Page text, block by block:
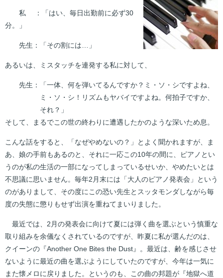
私 ：「はい、毎日出勤前に必ず30
分。」
先生：「その割には…」
あるいは、ミスタッチを連発する私に対して、
先生：「一体、何を弾いてるんですか？ミ・ソ・シですよね、
ミ・ソ・シ！ リズムもヤバイですよね。何拍子ですか、
それ？」
そして、まるでこの世の終わりに遭遇したかのような深いため息。
こんな話をすると、「なぜやめないの？」とよく聞かれますが、ま
あ、娘の手前もあるのと、それに一応この10年の間に、ピアノとい
うのが私の生活の一部になってしまっているせいか、やめたいとは
不思議に思いません。毎年2月末には「大人のピアノ発表会」という
のがありまして、その度にこの恐い先生とスッタモンダしながら毎
度の失態に懲りもせず出演を重ねてまいりました。
最近では、2月の発表会に向けて夏には弾く曲を選ぶという慎重な
取り組みを余儀なくされているのですが、昨夏に私が選んだのは、
クイーンの『Another One Bites the Dust』。最近は、齢を感じさせ
ないように最近の曲を選ぶようにしていたのですが、今年は一気に
また懐メロに戻りました。というのも、この曲の邦題が『地獄へ道